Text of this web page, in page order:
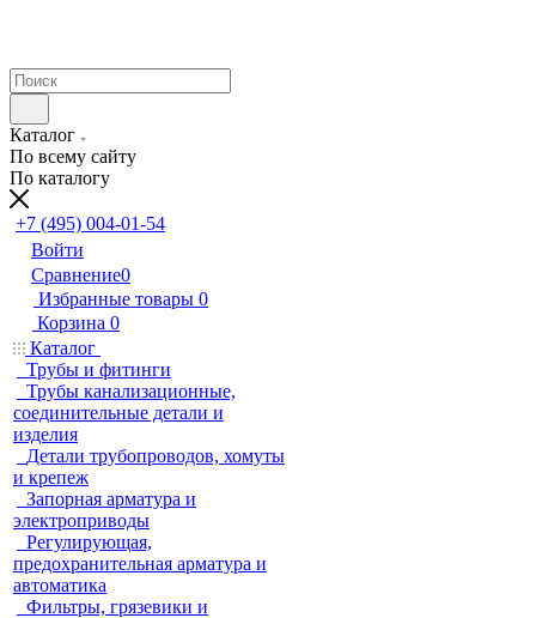
Каталог
По всему сайту
По каталогу
+7 (495) 004-01-54
Войти
Сравнение0
Избранные товары 0
Корзина 0
Каталог
Трубы и фитинги
Трубы канализационные,
соединительные детали и
изделия
Детали трубопроводов, хомуты
и крепеж
Запорная арматура и
электроприводы
Регулирующая,
предохранительная арматура и
автоматика
Фильтры, грязевики и